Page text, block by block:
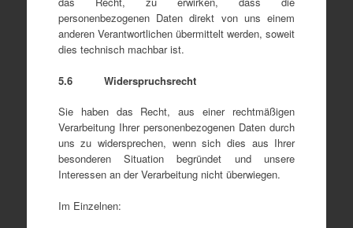
personenbezogenen Daten direkt von uns einem
anderen Verantwortlichen übermittelt werden, soweit
dies technisch machbar ist.
5.6 Widerspruchsrecht
Sie haben das Recht, aus einer rechtmäßigen
Verarbeitung Ihrer personenbezogenen Daten durch
uns zu widersprechen, wenn sich dies aus Ihrer
besonderen Situation begründet und unsere
Interessen an der Verarbeitung nicht überwiegen.
Im Einzelnen: